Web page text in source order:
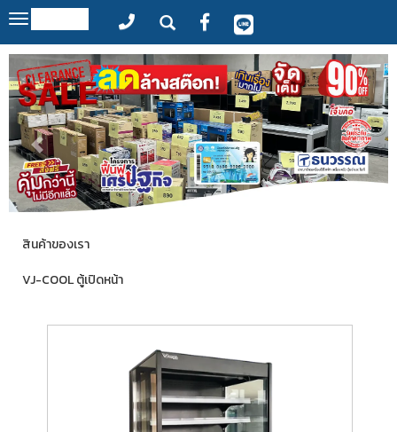
Toggle
navigation
สินค้าของเรา
VJ-COOL ตู้เปิดหน้า